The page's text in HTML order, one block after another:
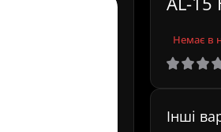
Немає в
Інші